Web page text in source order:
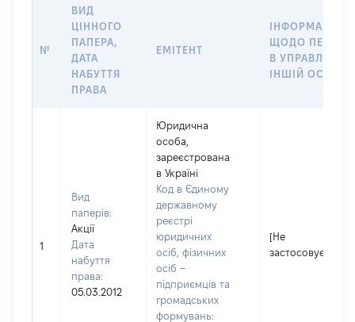
№
ВИД
ЦІННОГО
ПАПЕРА,
ДАТА
НАБУТТЯ
ПРАВА
ЕМІТЕНТ
ІНФОРМАЦІЯ
ЩОДО
В УПРАВЛІННЯ
ІНШІЙ ОСОБІ
1
Вид
паперів:
Акції
Дата
набуття
права:
05.03.2012
Юридична
особа,
зареєстрована
в Україні
Код в Єдиному
державному
реєстрі
юридичних
осіб, фізичних
осіб –
підприємців та
громадських
формувань:
[Не
застосовується]